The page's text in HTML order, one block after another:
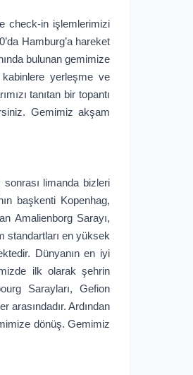
check-in işlemlerimizi
Hamburg’a hareket
bulunan gemimize
yerleşme ve
tanıtan bir topantı
Gemimiz akşam
limanda bizleri
başkenti Kopenhag,
Amalienborg Sarayı,
standartları en yüksek
Dünyanın en iyi
ilk olarak şehrin
Sarayları, Gefion
arasındadır. Ardından
dönüş. Gemimiz